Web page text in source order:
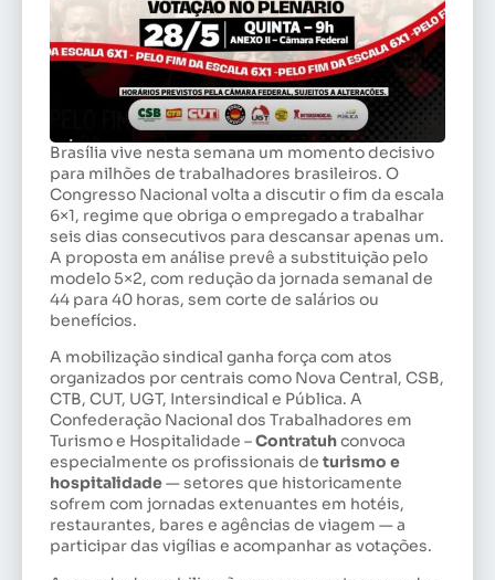
Brasília vive nesta semana um momento decisivo
para milhões de trabalhadores brasileiros. O
Congresso Nacional volta a discutir o fim da escala
6×1, regime que obriga o empregado a trabalhar
seis dias consecutivos para descansar apenas um.
A proposta em análise prevê a substituição pelo
modelo 5×2, com redução da jornada semanal de
44 para 40 horas, sem corte de salários ou
benefícios.
A mobilização sindical ganha força com atos
organizados por centrais como Nova Central, CSB,
CTB, CUT, UGT, Intersindical e Pública. A
Confederação Nacional dos Trabalhadores em
Turismo e Hospitalidade –Contratuhconvoca
especialmente os profissionais de turismo e
hospitalidade— setores que historicamente
sofrem com jornadas extenuantes em hotéis,
restaurantes, bares e agências de viagem — a
participar das vigílias e acompanhar as votações.